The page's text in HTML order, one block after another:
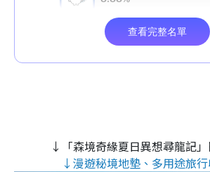
↓「森境奇緣夏日異想尋龍記
↓漫遊秘境地墊、多用途旅